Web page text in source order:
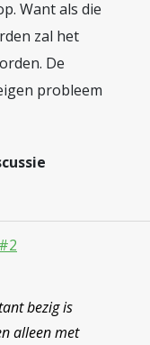
Want als die
zal het
De
probleem
#2
bezig is
alleen met